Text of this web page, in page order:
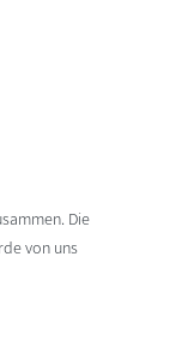
Die
von uns